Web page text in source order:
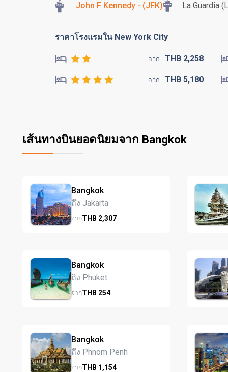
John F Kennedy - (JFK) La Guardia
ราคาโรงแรมใน New York City
จาก THB 2,258
จาก THB 5,180
เส้นทางบินยอดนิยมจาก Bangkok
Bangkok
ถึง Jakarta
จากTHB 2,307
Bangkok
ถึง Phuket
จากTHB 254
Bangkok
ถึง Phnom Penh
จากTHB 1,154